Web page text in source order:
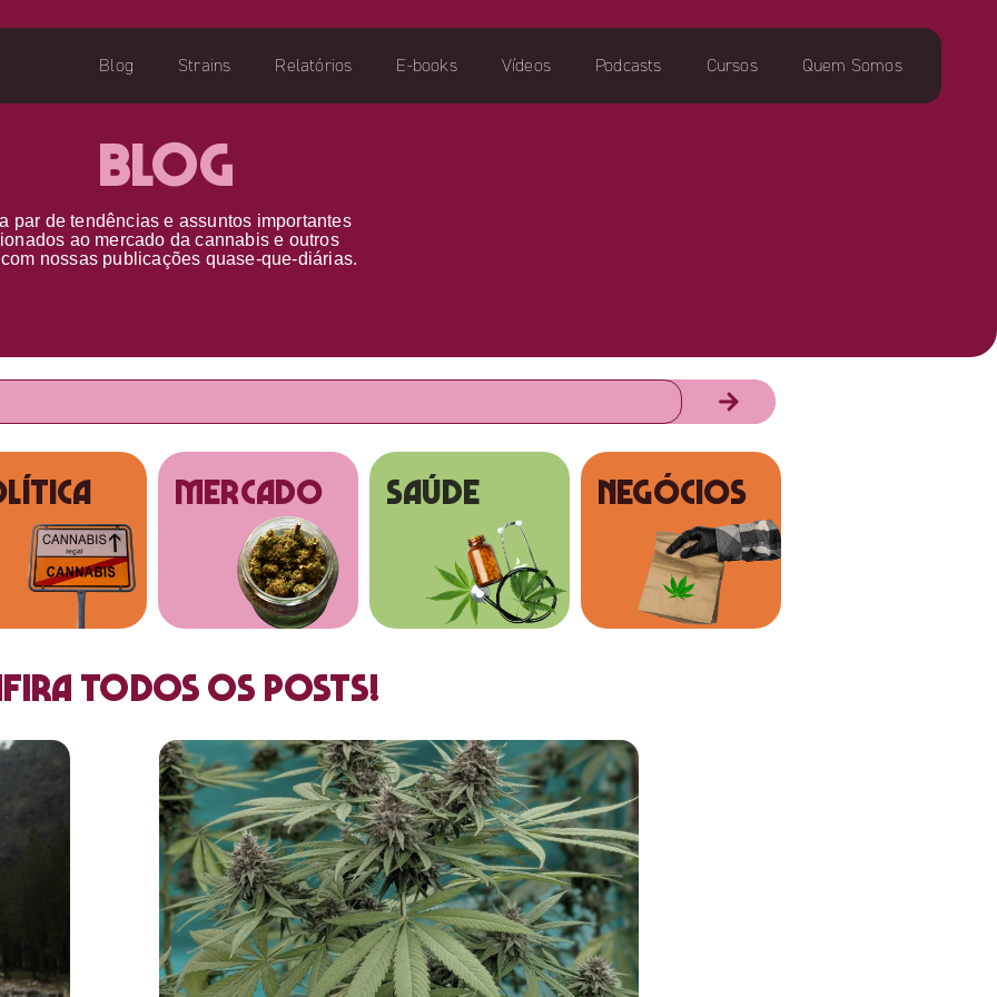
Blog Strains Relatórios E-books Vídeos Podcasts Cursos Quem Somos
Blog
par detendências e assuntos importantes
ao mercado da cannabis e outros
com nossas publicações quase-que-diárias.
MERCADO SAÚDE NEGÓCIOS
todos os posts!